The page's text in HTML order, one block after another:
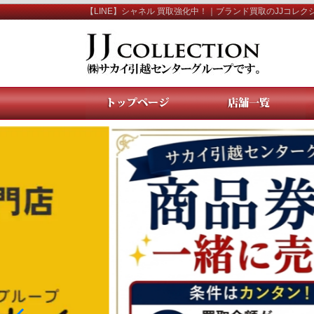
【LINE】シャネル 買取強化中！｜ブランド買取のJJコレク